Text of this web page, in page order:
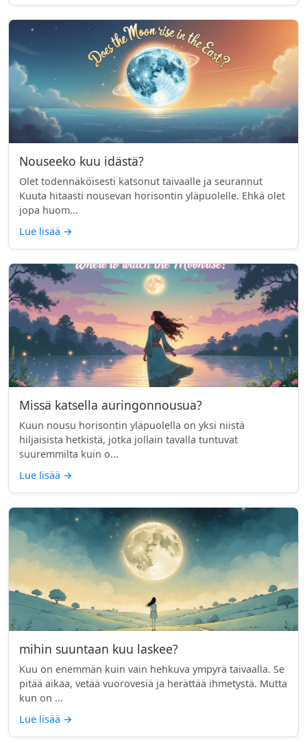
Nouseeko kuu idästä?
Olet todennäköisesti katsonut taivaalle ja seurannut
Kuuta hitaasti nousevan horisontin yläpuolelle. Ehkä olet
jopa huom...
Lue lisää →
Missä katsella auringonnousua?
Kuun nousu horisontin yläpuolella on yksi niistä
hiljaisista hetkistä, jotka jollain tavalla tuntuvat
suuremmilta kuin o...
Lue lisää →
mihin suuntaan kuu laskee?
Kuu on enemmän kuin vain hehkuva ympyrä taivaalla. Se
pitää aikaa, vetää vuorovesiä ja herättää ihmetystä. Mutta
kun on ...
Lue lisää →